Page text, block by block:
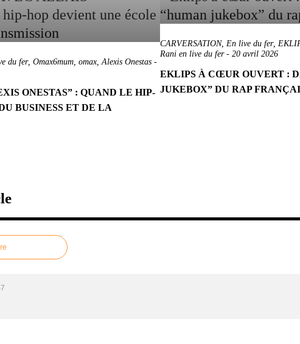
du fer, Omax6mum, omax,Alexis Onestas -
ONESTAS” : QUAND LE HIP-
BUSINESS ET DE LA
CARVERSATION, En live du fer,
Rani en live du fer- 20 avril 2026
EKLIPS À CŒUR OUVERT :
JUKEBOX” DU RAP